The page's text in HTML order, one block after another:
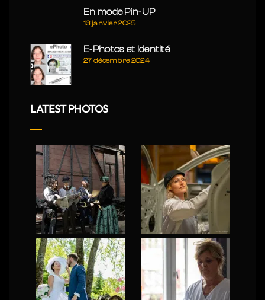
En mode Pin-UP
13 janvier 2025
E-Photos et Identité
27 décembre 2024
LATEST PHOTOS